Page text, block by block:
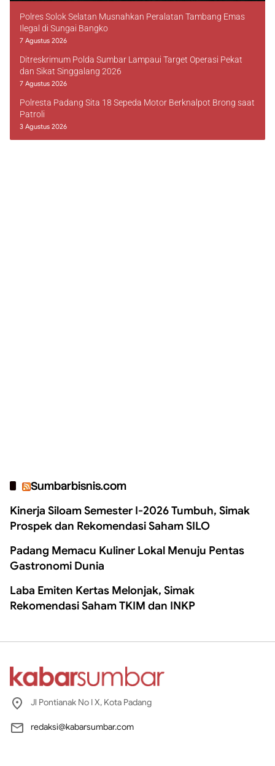
Polres Solok Selatan Musnahkan Peralatan Tambang Emas
Ilegal di Sungai Bangko
7 Agustus 2026
Ditreskrimum Polda Sumbar Lampaui Target Operasi Pekat
dan Sikat Singgalang 2026
7 Agustus 2026
Polresta Padang Sita 18 Sepeda Motor Berknalpot Brong saat
Patroli
3 Agustus 2026
Sumbarbisnis.com
Kinerja Siloam Semester I-2026 Tumbuh, Simak
Prospek dan Rekomendasi Saham SILO
Padang Memacu Kuliner Lokal Menuju Pentas
Gastronomi Dunia
Laba Emiten Kertas Melonjak, Simak
Rekomendasi Saham TKIM dan INKP
Jl Pontianak No I X, Kota Padang
redaksi@kabarsumbar.com